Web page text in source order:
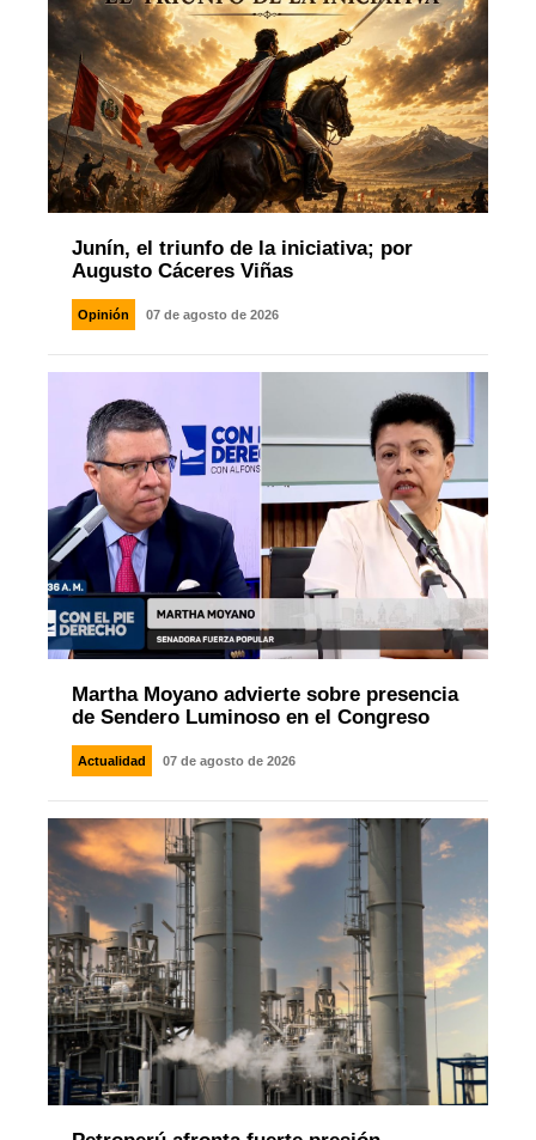
Junín, el triunfo de la iniciativa; por
Augusto Cáceres Viñas
Opinión 07 de agosto de 2026
Martha Moyano advierte sobre presencia
de Sendero Luminoso en el Congreso
Actualidad 07 de agosto de 2026